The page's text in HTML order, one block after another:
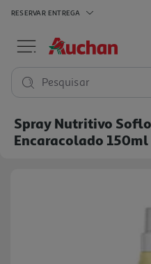
RESERVAR ENTREGA
Pesquisar
Spray Nutritivo
Encaracolado 150ml